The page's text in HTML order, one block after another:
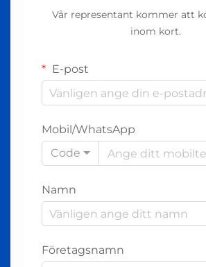
Vår representant kommer att
inom kort.
E-post
Mobil/WhatsApp
Code
Namn
Företagsnamn